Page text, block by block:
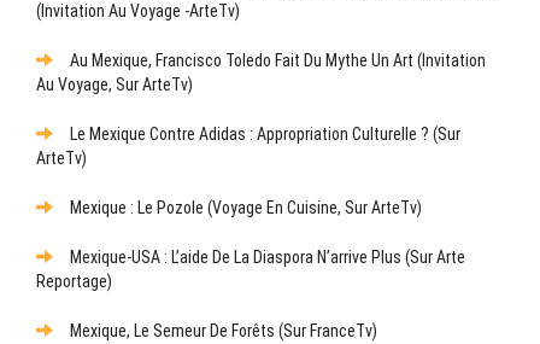
(Invitation Au Voyage -ArteTv)
Au Mexique, Francisco Toledo Fait Du Mythe Un Art (Invitation
Au Voyage, Sur ArteTv)
Le Mexique Contre Adidas : Appropriation Culturelle ? (sur
ArteTv)
Mexique : Le Pozole (Voyage En Cuisine, Sur ArteTv)
Mexique-USA : L’aide De La Diaspora N’arrive Plus (sur Arte
Reportage)
Mexique, Le Semeur De Forêts (sur FranceTv)